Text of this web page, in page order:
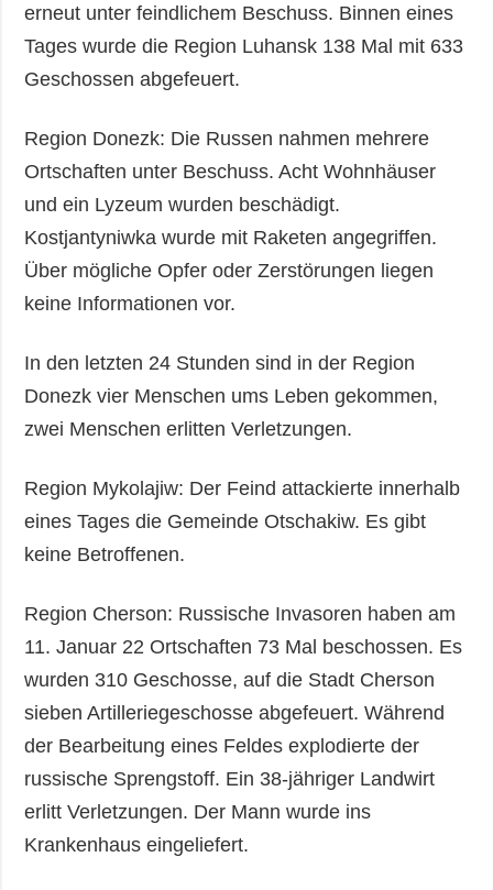
erneut unter feindlichem Beschuss. Binnen eines
Tages wurde die Region Luhansk 138 Mal mit 633
Geschossen abgefeuert.
Region Donezk: Die Russen nahmen mehrere
Ortschaften unter Beschuss. Acht Wohnhäuser
und ein Lyzeum wurden beschädigt.
Kostjantyniwka wurde mit Raketen angegriffen.
Über mögliche Opfer oder Zerstörungen liegen
keine Informationen vor.
In den letzten 24 Stunden sind in der Region
Donezk vier Menschen ums Leben gekommen,
zwei Menschen erlitten Verletzungen.
Region Mykolajiw: Der Feind attackierte innerhalb
eines Tages die Gemeinde Otschakiw. Es gibt
keine Betroffenen.
Region Cherson: Russische Invasoren haben am
11. Januar 22 Ortschaften 73 Mal beschossen. Es
wurden 310 Geschosse, auf die Stadt Cherson
sieben Artilleriegeschosse abgefeuert. Während
der Bearbeitung eines Feldes explodierte der
russische Sprengstoff. Ein 38-jähriger Landwirt
erlitt Verletzungen. Der Mann wurde ins
Krankenhaus eingeliefert.